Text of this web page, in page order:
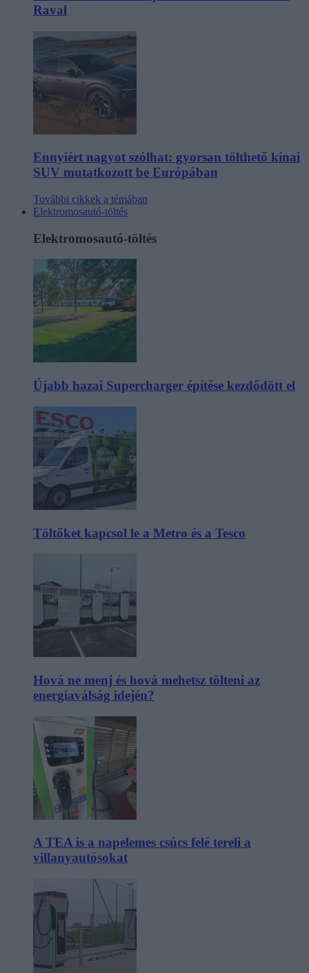
Raval
Ennyiért nagyot szólhat: gyorsan tölthető kínai
SUV mutatkozott be Európában
További cikkek a témában
Elektromosautó-töltés
Elektromosautó-töltés
Újabb hazai Supercharger építése kezdődött el
Töltőket kapcsol le a Metro és a Tesco
Hová ne menj és hová mehetsz tölteni az
energiaválság idején?
A TEA is a napelemes csúcs felé tereli a
villanyautósokat